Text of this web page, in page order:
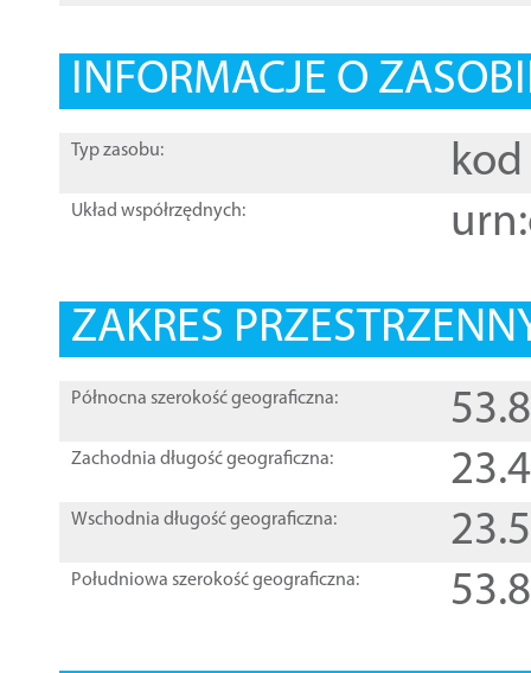
INFORMACJE O
Typ zasobu: kod
Układ współrzędnych:
ZAKRES
Północna szerokość geograficzna:
Zachodnia długość geograficzna:
Wschodnia długość geograficzna:
Południowa szerokość geograficzna: